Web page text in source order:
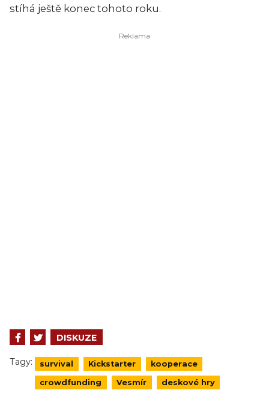
stíhá ještě konec tohoto roku.
DISKUZE
Tagy: survival Kickstarter kooperace
crowdfunding Vesmír deskové hry